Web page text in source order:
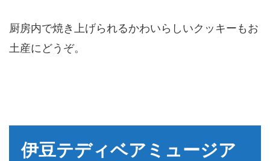
厨房内で焼き上げられるかわいらしいクッキーもお
土産にどうぞ。
伊豆テディベアミュージア